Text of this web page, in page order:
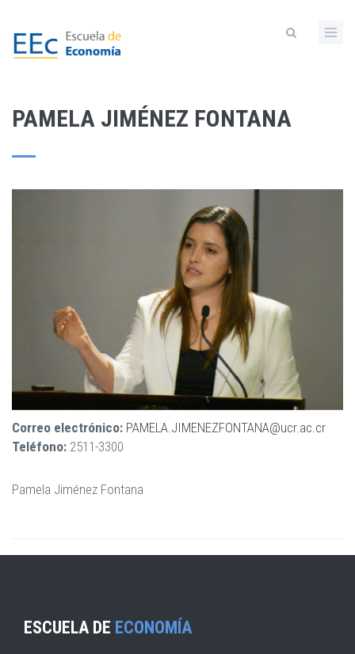
contenido
PAMELA JIMÉNEZ FONTANA
Correo electrónico: PAMELA.JIMENEZFONTANA@ucr.ac.cr
Teléfono: 2511-3300
Pamela Jiménez Fontana
ESCUELA DE ECONOMÍA